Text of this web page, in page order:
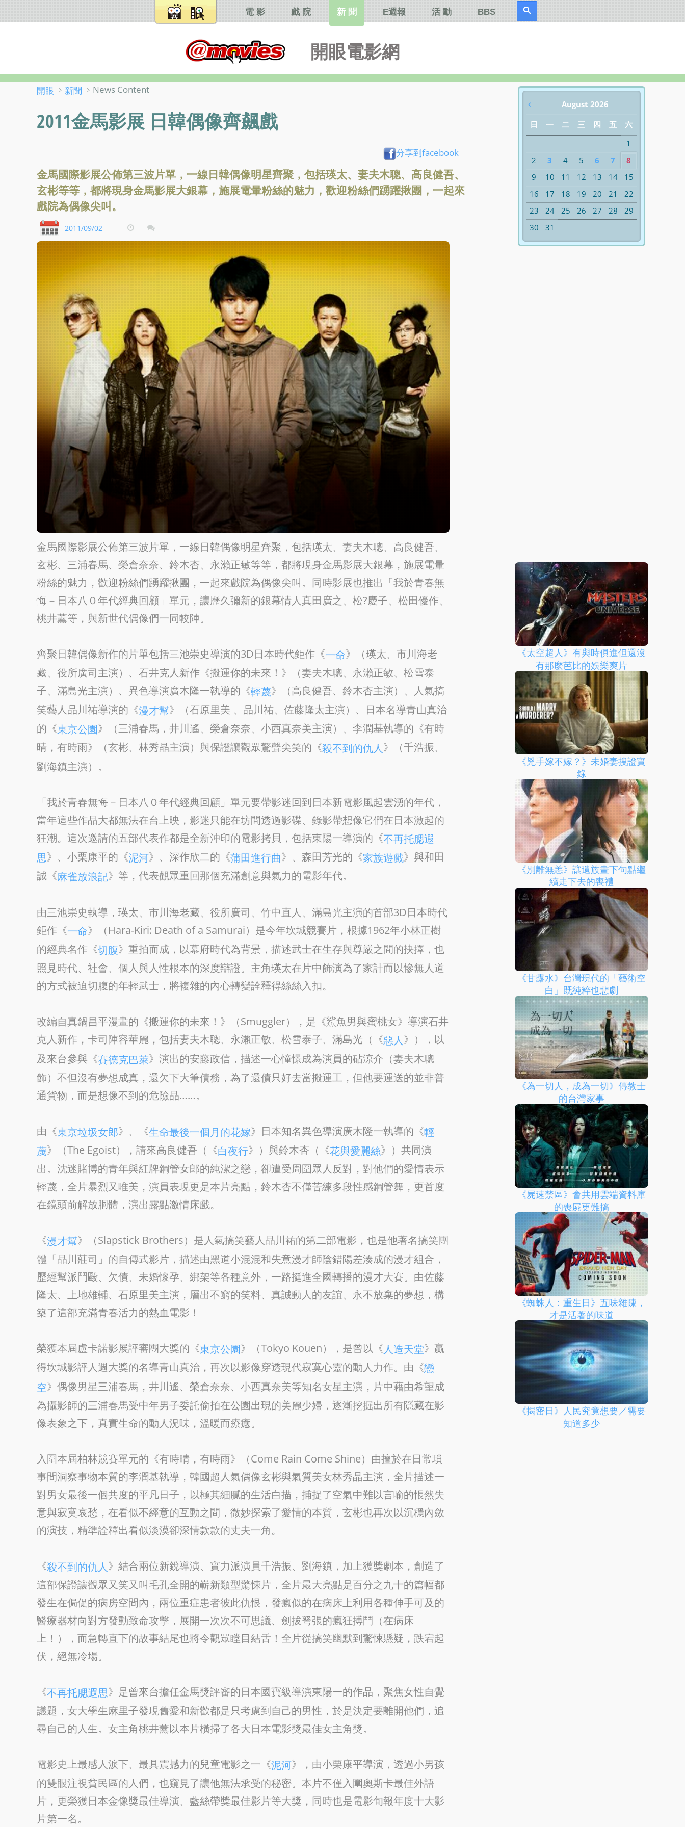
開眼電影網
電 影 戲 院 新 聞 E週報 活 動 BBS
開眼 ﹥ 新聞 ﹥News Content
2011金馬影展 日韓偶像齊飆戲
分享到facebook
金馬國際影展公佈第三波片單，一線日韓偶像明星齊聚，包括瑛太、妻夫木聰、高良健吾、
玄彬等等，都將現身金馬影展大銀幕，施展電暈粉絲的魅力，歡迎粉絲們踴躍揪團，一起來
戲院為偶像尖叫。
2011/09/02
金馬國際影展公佈第三波片單，一線日韓偶像明星齊聚，包括瑛太、妻夫木聰、高良健吾、
玄彬、三浦春馬、榮倉奈奈、鈴木杏、永瀨正敏等等，都將現身金馬影展大銀幕，施展電暈
粉絲的魅力，歡迎粉絲們踴躍揪團，一起來戲院為偶像尖叫。同時影展也推出「我於青春無
悔－日本八０年代經典回顧」單元，讓歷久彌新的銀幕情人真田廣之、松?慶子、松田優作、
桃井薰等，與新世代偶像們一同較陣。
齊聚日韓偶像新作的片單包括三池崇史導演的3D日本時代鉅作《一命》（瑛太、市川海老
藏、役所廣司主演）、石井克人新作《搬運你的未來！》（妻夫木聰、永瀨正敏、松雪泰
子、滿島光主演）、異色導演廣木隆一執導的《輕蔑》（高良健吾、鈴木杏主演）、人氣搞
笑藝人品川祐導演的《漫才幫》（石原里美 、品川祐、佐藤隆太主演）、日本名導青山真治
的《東京公園》（三浦春馬，井川遙、榮倉奈奈、小西真奈美主演）、李潤基執導的《有時
晴，有時雨》（玄彬、林秀晶主演）與保證讓觀眾驚聲尖笑的《殺不到的仇人》（千浩振、
劉海鎮主演）。
「我於青春無悔－日本八０年代經典回顧」單元要帶影迷回到日本新電影風起雲湧的年代，
當年這些作品大都無法在台上映，影迷只能在坊間透過影碟、錄影帶想像它們在日本激起的
狂潮。這次邀請的五部代表作都是全新沖印的電影拷貝，包括東陽一導演的《不再托腮遐
思》、小栗康平的《泥河》、深作欣二的《蒲田進行曲》、森田芳光的《家族遊戲》與和田
誠《麻雀放浪記》等，代表觀眾重回那個充滿創意與氣力的電影年代。
由三池崇史執導，瑛太、市川海老藏、役所廣司、竹中直人、滿島光主演的首部3D日本時代
鉅作《一命》（Hara-Kiri: Death of a Samurai）是今年坎城競賽片，根據1962年小林正樹
的經典名作《切腹》重拍而成，以幕府時代為背景，描述武士在生存與尊嚴之間的抉擇，也
照見時代、社會、個人與人性根本的深度辯證。主角瑛太在片中飾演為了家計而以慘無人道
的方式被迫切腹的年輕武士，將複雜的內心轉變詮釋得絲絲入扣。
改編自真鍋昌平漫畫的《搬運你的未來！》（Smuggler），是《鯊魚男與蜜桃女》導演石井
克人新作，卡司陣容華麗，包括妻夫木聰、永瀨正敏、松雪泰子、滿島光（《惡人》），以
及來台參與《賽德克巴萊》演出的安藤政信，描述一心憧憬成為演員的砧涼介（妻夫木聰
飾）不但沒有夢想成真，還欠下大筆債務，為了還債只好去當搬運工，但他要運送的並非普
通貨物，而是想像不到的危險品……。
由《東京垃圾女郎》、《生命最後一個月的花嫁》日本知名異色導演廣木隆一執導的《輕
蔑》（The Egoist），請來高良健吾（《白夜行》）與鈴木杏（《花與愛麗絲》）共同演
出。沈迷賭博的青年與紅牌鋼管女郎的純潔之戀，卻遭受周圍眾人反對，對他們的愛情表示
輕蔑，全片暴烈又唯美，演員表現更是本片亮點，鈴木杏不僅苦練多段性感鋼管舞，更首度
在鏡頭前解放胴體，演出露點激情床戲。
《漫才幫》（Slapstick Brothers）是人氣搞笑藝人品川祐的第二部電影，也是他著名搞笑團
體「品川莊司」的自傳式影片，描述由黑道小混混和失意漫才師陰錯陽差湊成的漫才組合，
歷經幫派鬥毆、欠債、未婚懷孕、綁架等各種意外，一路挺進全國轉播的漫才大賽。由佐藤
隆太、上地雄輔、石原里美主演，層出不窮的笑料、真誠動人的友誼、永不放棄的夢想，構
築了這部充滿青春活力的熱血電影！
榮獲本屆盧卡諾影展評審團大獎的《東京公園》（Tokyo Kouen），是曾以《人造天堂》贏
得坎城影評人週大獎的名導青山真治，再次以影像穿透現代寂寞心靈的動人力作。由《戀
空》偶像男星三浦春馬，井川遙、榮倉奈奈、小西真奈美等知名女星主演，片中藉由希望成
為攝影師的三浦春馬受中年男子委託偷拍在公園出現的美麗少婦，逐漸挖掘出所有隱藏在影
像表象之下，真實生命的動人況味，溫暖而療癒。
入圍本屆柏林競賽單元的《有時晴，有時雨》（Come Rain Come Shine）由擅於在日常瑣
事間洞察事物本質的李潤基執導，韓國超人氣偶像玄彬與氣質美女林秀晶主演，全片描述一
對男女最後一個共度的平凡日子，以極其細膩的生活白描，捕捉了空氣中難以言喻的悵然失
意與寂寞哀愁，在看似不經意的互動之間，微妙探索了愛情的本質，玄彬也再次以沉穩內斂
的演技，精準詮釋出看似淡漠卻深情款款的丈夫一角。
《殺不到的仇人》結合兩位新銳導演、實力派演員千浩振、劉海鎮，加上獲獎劇本，創造了
這部保證讓觀眾又笑又叫毛孔全開的嶄新類型驚悚片，全片最大亮點是百分之九十的篇幅都
發生在侷促的病房空間內，兩位重症患者彼此仇恨，發瘋似的在病床上利用各種伸手可及的
醫療器材向對方發動致命攻擊，展開一次次不可思議、劍拔弩張的瘋狂搏鬥（在病床
上！），而急轉直下的故事結尾也將令觀眾瞠目結舌！全片從搞笑幽默到驚悚懸疑，跌宕起
伏，絕無冷場。
《不再托腮遐思》是曾來台擔任金馬獎評審的日本國寶級導演東陽一的作品，聚焦女性自覺
議題，女大學生麻里子發現舊愛和新歡都是只考慮到自己的男性，於是決定要離開他們，追
尋自己的人生。女主角桃井薰以本片橫掃了各大日本電影獎最佳女主角獎。
電影史上最感人淚下、最具震撼力的兒童電影之一《泥河》，由小栗康平導演，透過小男孩
的雙眼注視貧民區的人們，也窺見了讓他無法承受的秘密。本片不僅入圍奧斯卡最佳外語
片，更榮獲日本金像獎最佳導演、藍絲帶獎最佳影片等大獎，同時也是電影旬報年度十大影
片第一名。
August 2026
﹤
日 一 二 三 四 五
六
1
2
3 4 5 6 7
8
9
10 11 12 13 14
15
16
17 18 19 20 21
22
23
24 25 26 27 28
29
30
31
《太空超人》有與時俱進但還沒
有那麼芭比的娛樂爽片
《兇手嫁不嫁？》未婚妻搜證實
錄
《別離無恙》讓遺族畫下句點繼
續走下去的喪禮
《甘露水》台灣現代的「藝術空
白」既純粹也悲劇
《為一切人，成為一切》傳教士
的台灣家事
《屍速禁區》會共用雲端資料庫
的喪屍更難搞
《蜘蛛人：重生日》五味雜陳，
才是活著的味道
《揭密日》人民究竟想要／需要
知道多少